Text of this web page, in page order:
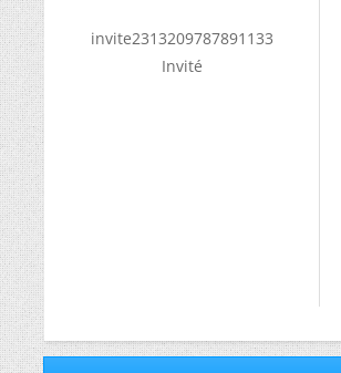
invite2313209787891133
Invité